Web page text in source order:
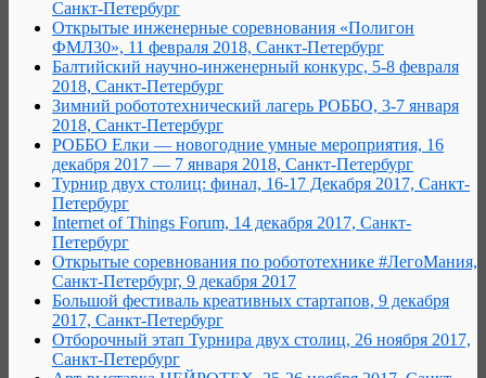
Санкт-Петербург
Открытые инженерные соревнования «Полигон
ФМЛ30», 11 февраля 2018, Санкт-Петербург
Балтийский научно-инженерный конкурс, 5-8 февраля
2018, Санкт-Петербург
Зимний робототехнический лагерь РОББО, 3-7 января
2018, Санкт-Петербург
РОББО Елки — новогодние умные мероприятия, 16
декабря 2017 — 7 января 2018, Санкт-Петербург
Турнир двух столиц: финал, 16-17 Декабря 2017, Санкт-
Петербург
Internet of Things Forum, 14 декабря 2017, Санкт-
Петербург
Открытые соревнования по робототехнике #ЛегоМания,
Санкт-Петербург, 9 декабря 2017
Большой фестиваль креативных стартапов, 9 декабря
2017, Санкт-Петербург
Отборочный этап Турнира двух столиц, 26 ноября 2017,
Санкт-Петербург